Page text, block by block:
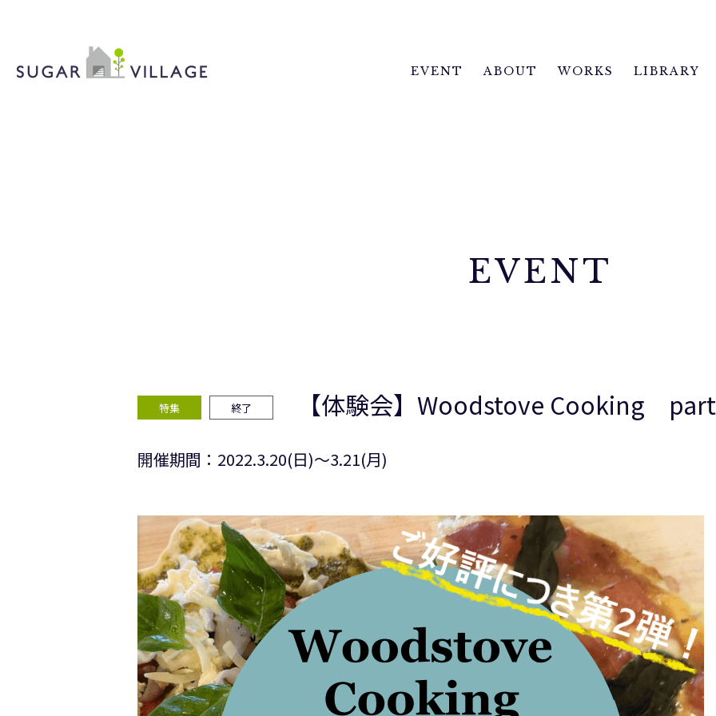
EVENT ABOUT WORKS LIBRARY
EVENT
【体験会】Woodstove Cooking
特集 終了
開催期間：2022.3.20(日)〜3.21(月)